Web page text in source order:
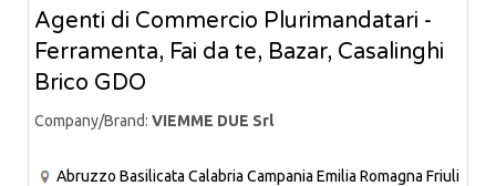
Agenti di Commercio Plurimandatari -
Ferramenta, Fai da te, Bazar, Casalinghi
Brico GDO
Company/Brand: VIEMME DUE Srl
Abruzzo Basilicata Calabria Campania Emilia Romagna Friuli